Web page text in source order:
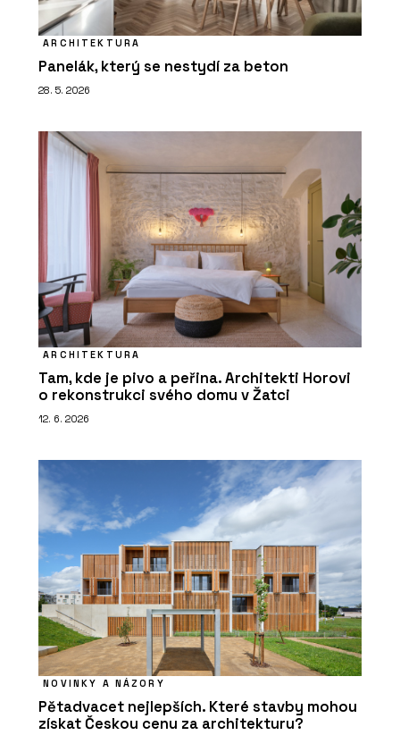
ARCHITEKTURA
Panelák, který se nestydí za beton
28. 5. 2026
ARCHITEKTURA
Tam, kde je pivo a peřina. Architekti Horovi
o rekonstrukci svého domu v Žatci
12. 6. 2026
NOVINKY A NÁZORY
Pětadvacet nejlepších. Které stavby mohou
získat Českou cenu za architekturu?